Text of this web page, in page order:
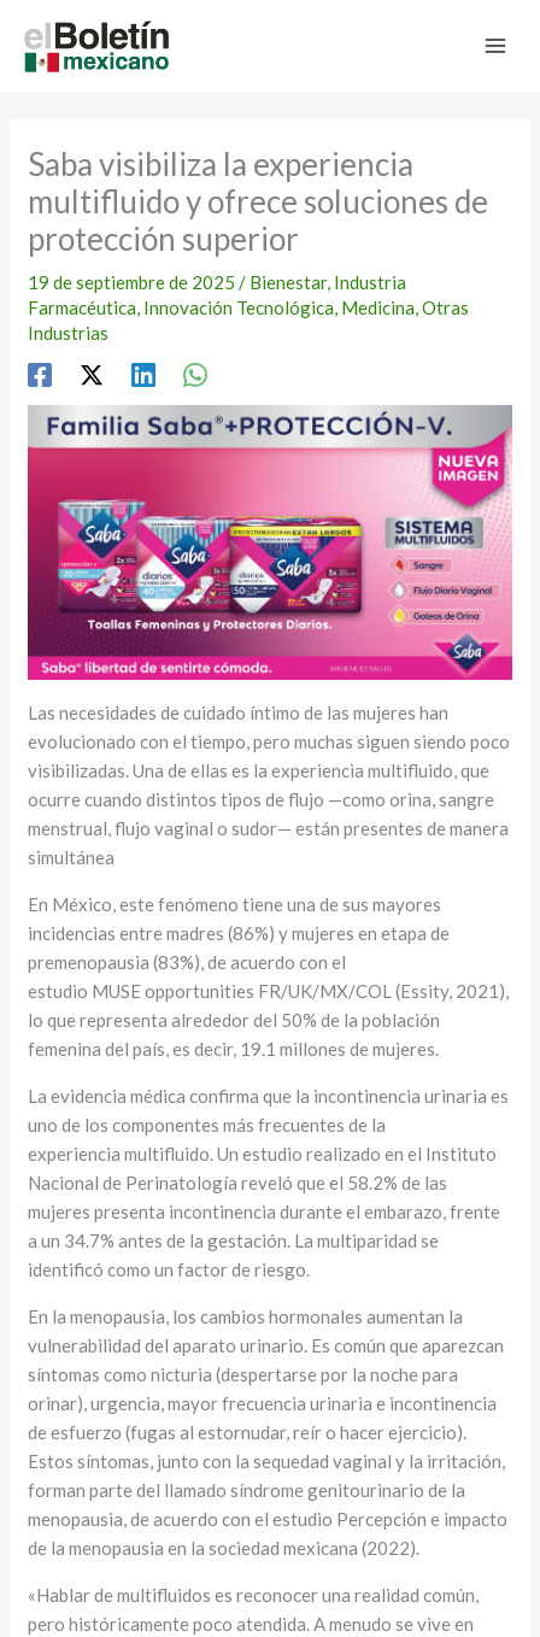
contenido
Saba visibiliza la experiencia
multifluido y ofrece soluciones de
protección superior
19 de septiembre de 2025/ Bienestar, Industria
Farmacéutica, Innovación Tecnológica, Medicina,Otras
Industrias
Las necesidades de cuidado íntimo de las mujeres han
evolucionado con el tiempo, pero muchas siguen siendo poco
visibilizadas. Una de ellas es la experiencia multifluido, que
ocurre cuando distintos tipos de flujo —como orina, sangre
menstrual, flujo vaginal o sudor— están presentes de manera
simultánea
En México, este fenómeno tiene una de sus mayores
incidencias entre madres (86%) y mujeres en etapa de
premenopausia (83%), de acuerdo con el
estudio MUSE opportunities FR/UK/MX/COL (Essity, 2021),
lo que representa alrededor del 50% de la población
femenina del país, es decir, 19.1 millones de mujeres.
La evidencia médica confirma que la incontinencia urinaria es
uno de los componentes más frecuentes de la
experiencia multifluido. Un estudio realizado en el Instituto
Nacional de Perinatología reveló que el 58.2% de las
mujeres presenta incontinencia durante el embarazo, frente
a un 34.7% antes de la gestación. La multiparidad se
identificó como un factor de riesgo.
En la menopausia, los cambios hormonales aumentan la
vulnerabilidad del aparato urinario. Es común que aparezcan
síntomas como nicturia (despertarse por la noche para
orinar), urgencia, mayor frecuencia urinaria e incontinencia
de esfuerzo (fugas al estornudar, reír o hacer ejercicio).
Estos síntomas, junto con la sequedad vaginal y la irritación,
forman parte del llamado síndrome genitourinario de la
menopausia, de acuerdo con el estudio Percepción e impacto
de la menopausia en la sociedad mexicana (2022).
«Hablar de multifluidos es reconocer una realidad común,
pero históricamente poco atendida. A menudo se vive en